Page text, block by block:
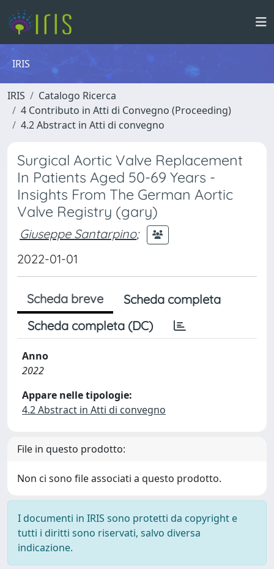
IRIS
IRIS
Catalogo Ricerca
4 Contributo in Atti di Convegno (Proceeding)
4.2 Abstract in Atti di convegno
Surgical Aortic Valve Replacement
In Patients Aged 50-69 Years -
Insights From The German Aortic
Valve Registry (gary)
Giuseppe Santarpino;
2022-01-01
Scheda breve
Scheda completa
Scheda completa (DC)
Anno
2022
Appare nelle tipologie:
4.2 Abstract in Atti di convegno
File in questo prodotto:
Non ci sono file associati a questo prodotto.
I documenti in IRIS sono protetti da copyright e
tutti i diritti sono riservati, salvo diversa
indicazione.